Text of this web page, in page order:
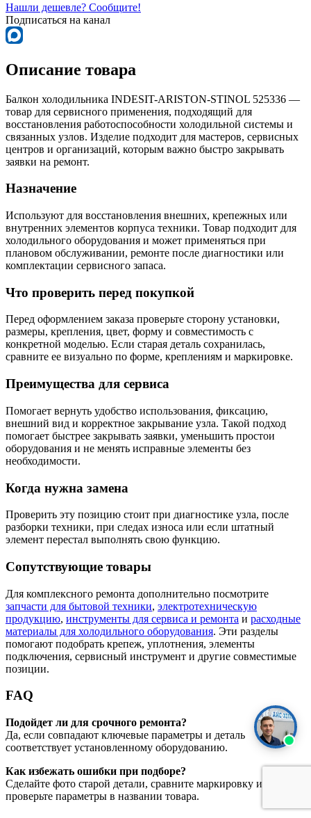
Нашли дешевле? Сообщите!
Подписаться на канал
Описание товара
Балкон холодильника INDESIT-ARISTON-STINOL 525336 —
товар для сервисного применения, подходящий для
восстановления работоспособности холодильной системы и
связанных узлов. Изделие подходит для мастеров, сервисных
центров и организаций, которым важно быстро закрывать
заявки на ремонт.
Назначение
Используют для восстановления внешних, крепежных или
внутренних элементов корпуса техники. Товар подходит для
холодильного оборудования и может применяться при
плановом обслуживании, ремонте после диагностики или
комплектации сервисного запаса.
Что проверить перед покупкой
Перед оформлением заказа проверьте сторону установки,
размеры, крепления, цвет, форму и совместимость с
конкретной моделью. Если старая деталь сохранилась,
сравните ее визуально по форме, креплениям и маркировке.
Преимущества для сервиса
Помогает вернуть удобство использования, фиксацию,
внешний вид и корректное закрывание узла. Такой подход
помогает быстрее закрывать заявки, уменьшить простои
оборудования и не менять исправные элементы без
необходимости.
Когда нужна замена
Проверить эту позицию стоит при диагностике узла, после
разборки техники, при следах износа или если штатный
элемент перестал выполнять свою функцию.
Сопутствующие товары
Для комплексного ремонта дополнительно посмотрите
запчасти для бытовой техники, электротехническую
продукцию, инструменты для сервиса и ремонта и расходные
материалы для холодильного оборудования. Эти разделы
помогают подобрать крепеж, уплотнения, элементы
подключения, сервисный инструмент и другие совместимые
позиции.
FAQ
Подойдет ли для срочного ремонта?
Да, если совпадают ключевые параметры и деталь
соответствует установленному оборудованию.
Как избежать ошибки при подборе?
Сделайте фото старой детали, сравните маркировку и
проверьте параметры в названии товара.